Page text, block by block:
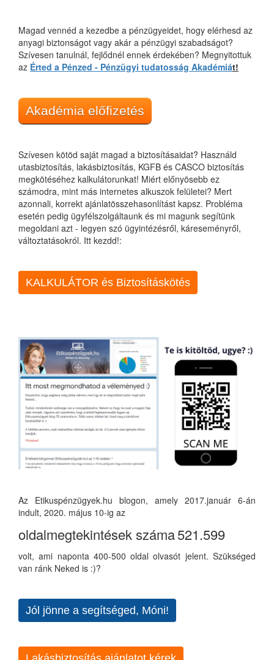
Magad vennéd a kezedbe a pénzügyeidet, hogy elérhesd az
anyagi biztonságot vagy akár a pénzügyi szabadságot?
Szívesen tanulnál, fejlődnél ennek érdekében? Megnyitottuk
az Érted a Pénzed - Pénzügyi tudatosság Akadémiát!
Akadémia előfizetés
Szívesen kötöd saját magad a biztosításaidat? Használd
utasbiztosítás, lakásbiztosítás, KGFB és CASCO biztosítás
megkötéséhez kalkulátorunkat! Miért előnyösebb ez
számodra, mint más internetes alkuszok felületei? Mert
azonnali, korrekt ajánlatösszehasonlítást kapsz. Probléma
esetén pedig ügyfélszolgáltaunk és mi magunk segítünk
megoldani azt - legyen szó ügyintézésről, káreseményről,
változtatásokról. Itt kezdd!:
KALKULÁTOR és Biztosításkötés
Az Etikuspénzügyek.hu blogon, amely 2017.január 6-án
indult, 2020. május 10-ig az
oldalmegtekintések száma521.599
volt, ami naponta 400-500 oldal olvasót jelent. Szükséged
van ránk Neked is :)?
Jól jönne a segítséged, Móni!